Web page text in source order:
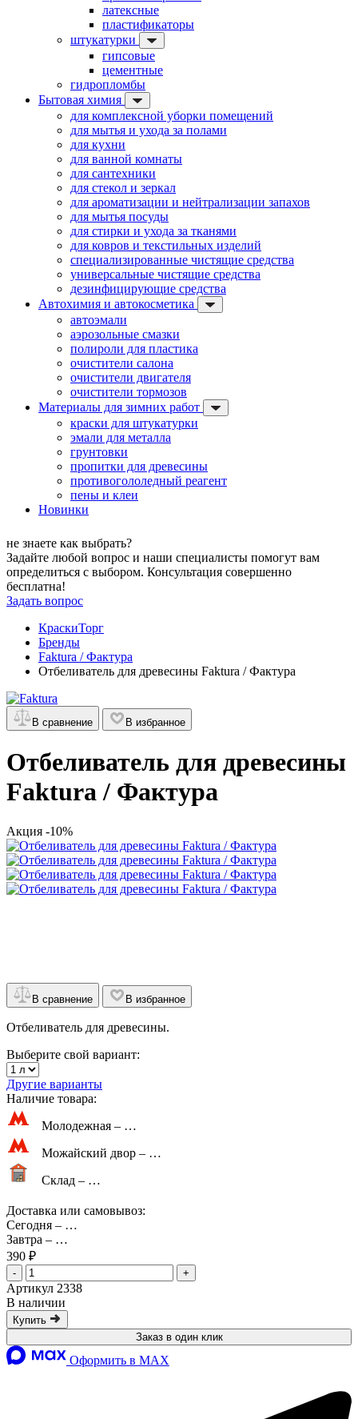
латексные
пластификаторы
штукатурки
гипсовые
цементные
гидропломбы
Бытовая химия
для комплексной уборки помещений
для мытья и ухода за полами
для кухни
для ванной комнаты
для сантехники
для стекол и зеркал
для ароматизации и нейтрализации запахов
для мытья посуды
для стирки и ухода за тканями
для ковров и текстильных изделий
специализированные чистящие средства
универсальные чистящие средства
дезинфицирующие средства
Автохимия и автокосметика
автоэмали
аэрозольные смазки
полироли для пластика
очистители салона
очистители двигателя
очистители тормозов
Материалы для зимних работ
краски для штукатурки
эмали для металла
грунтовки
пропитки для древесины
противогололедный реагент
пены и клеи
Новинки
не знаете как выбрать?
Задайте любой вопрос и наши специалисты помогут вам
определиться с выбором. Консультация совершенно
бесплатна!
Задать вопрос
КраскиТорг
Бренды
Faktura / Фактура
Отбеливатель для древесины Faktura / Фактура
В сравнение В избранное
Отбеливатель для древесины
Faktura / Фактура
Акция -10%
В сравнение В избранное
Отбеливатель для древесины.
Выберите свой вариант:
Другие варианты
Наличие товара:
Молодежная – …
Можайский двор – …
Склад – …
Доставка или самовывоз:
Сегодня – …
Завтра – …
390 ₽
- +
Артикул 2338
В наличии
Купить
Заказ в один клик
Оформить в MAX